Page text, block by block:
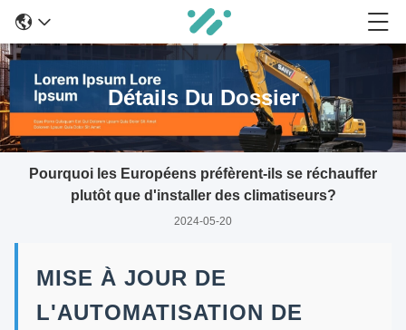
Détails Du Dossier
Pourquoi les Européens préfèrent-ils se réchauffer
plutôt que d'installer des climatiseurs?
2024-05-20
MISE À JOUR DE
L'AUTOMATISATION DE